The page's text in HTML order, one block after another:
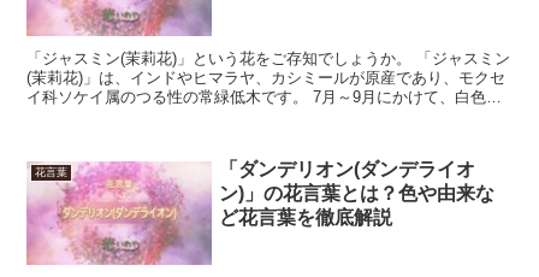
「ジャスミン(茉莉花)」という花をご存知でしょうか。 「ジャスミン
(茉莉花)」は、インドやヒマラヤ、カシミールが原産であり、モクセ
イ科ソケイ属のつる性の常緑低木です。 7月～9月にかけて、白色や
花言葉
「ダンデリオン(ダンデライオ
ン)」の花言葉とは？色や由来な
ど花言葉を徹底解説